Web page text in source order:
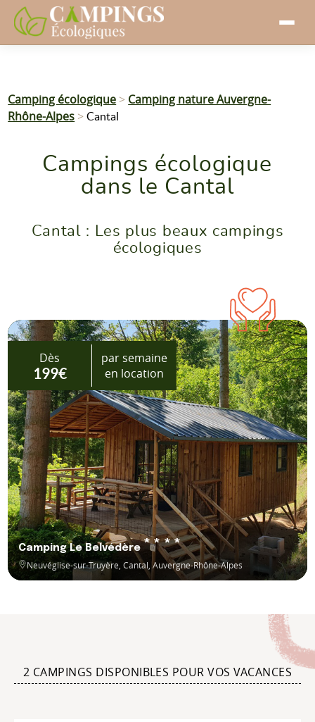
Camping écologique > Camping nature Auvergne-
Rhône-Alpes >Cantal
Campings écologique
dans le Cantal
Cantal : Les plus beaux campings
écologiques
Dès
199€
par semaine
en location
Camping Le Belvédère ****
Neuvéglise-sur-Truyère, Cantal, Auvergne-Rhône-Alpes
2 CAMPINGS DISPONIBLES POUR VOS VACANCES